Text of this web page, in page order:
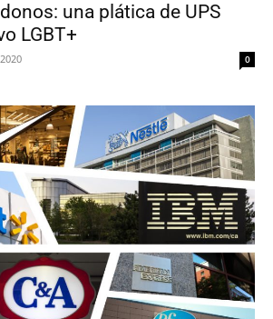
una plática de UPS
LGBT+
0